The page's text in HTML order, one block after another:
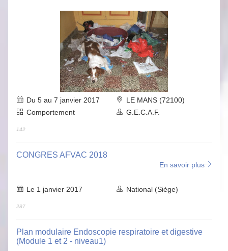
Du 5 au 7 janvier 2017
LE MANS (72100)
Comportement
G.E.C.A.F.
142
CONGRES AFVAC 2018
En savoir plus
Le 1 janvier 2017 National (Siège)
287
Plan modulaire Endoscopie respiratoire et digestive
(Module 1 et 2 - niveau1)